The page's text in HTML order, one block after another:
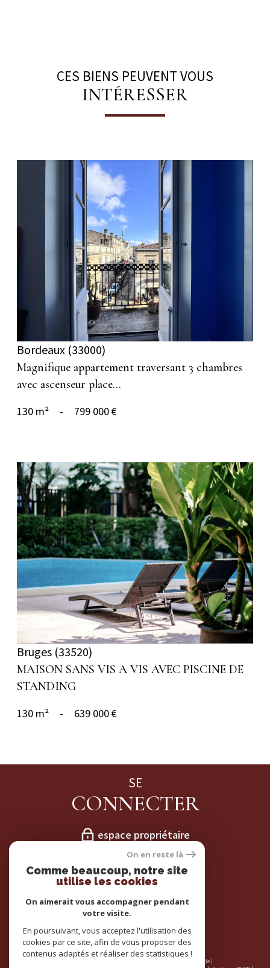
CES BIENS PEUVENT VOUS
INTÉRESSER
voir le bien
Bordeaux (33000)
Magnifique appartement traversant 3 chambres
avec ascenseur place...
130 m² - 799 000 €
voir le bien
Bruges (33520)
MAISON SANS VIS A VIS AVEC PISCINE DE
STANDING
130 m² - 639 000 €
SE
CONNECTER
espace propriétaire
NOS
ADHÉRENTS
© 2026 | Tous droits réservés | Traduction powered by Google |
On en reste là
Comme beaucoup, notre site
utilise les cookies
On aimerait vous accompagner pendant
votre visite.
En poursuivant, vous acceptez l'utilisation des
cookies par ce site, afin de vous proposer des
contenus adaptés et réaliser des statistiques !